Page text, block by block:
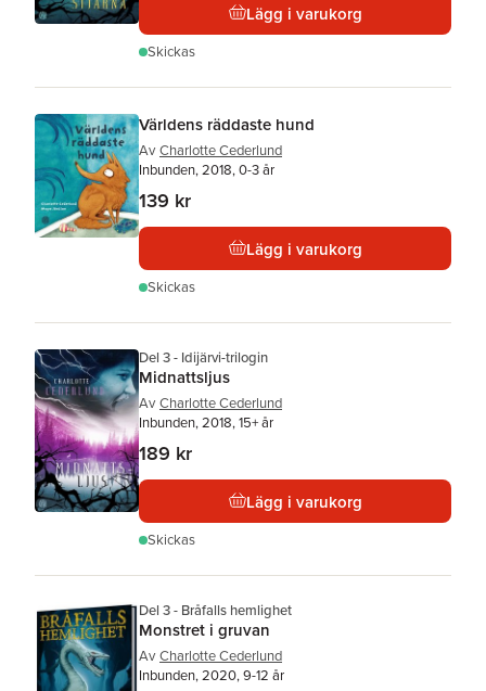
Lägg i varukorg
Skickas
Världens räddaste hund
Av Charlotte Cederlund
Inbunden, 2018, 0-3 år
139 kr
Lägg i varukorg
Skickas
Del 3 - Idijärvi-trilogin
Midnattsljus
Av Charlotte Cederlund
Inbunden, 2018, 15+ år
189 kr
Lägg i varukorg
Skickas
Del 3 - Bråfalls hemlighet
Monstret i gruvan
Av Charlotte Cederlund
Inbunden, 2020, 9-12 år